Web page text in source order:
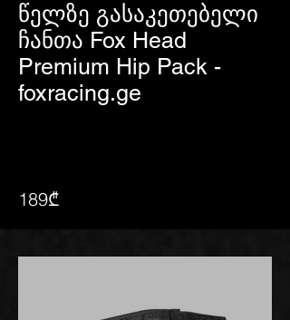
წელზე გასაკეთებელი
ჩანთა Fox Head
Premium Hip Pack -
foxracing.ge
189₾